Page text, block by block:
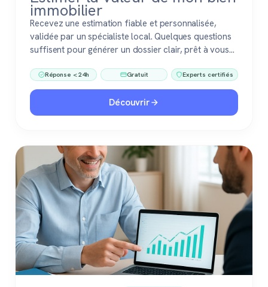
immobilier
Recevez une estimation fiable et personnalisée,
validée par un spécialiste local. Quelques questions
suffisent pour générer un dossier clair, prêt à vous
immobilier. Gratuit, sans engagement, 100 %
confiance.
Réponse < 24h Gratuit Experts certifiés
Découvrir